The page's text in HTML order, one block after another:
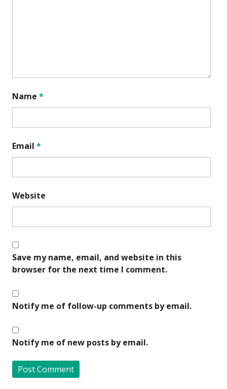
Name *
Email *
Website
Save my name, email, and website in this
browser for the next time I comment.
Notify me of follow-up comments by email.
Notify me of new posts by email.